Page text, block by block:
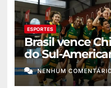
ESPORTES
Brasil vence
do Sul-
basquete
NENHUM